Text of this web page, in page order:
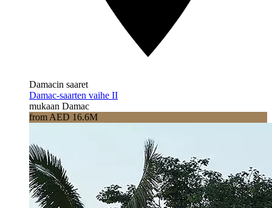
Damacin saaret
Damac-saarten vaihe II
mukaan Damac
from AED 16.6M